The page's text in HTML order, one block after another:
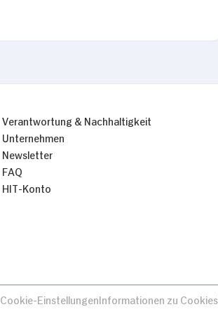
Verantwortung & Nachhaltigkeit
Unternehmen
Newsletter
FAQ
HIT-Konto
Cookie-EinstellungenInformationen zu Cookies